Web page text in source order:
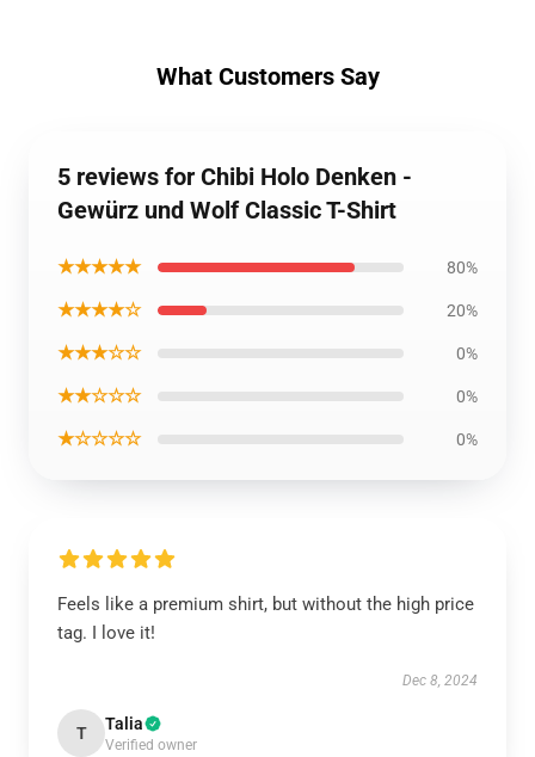
What Customers Say
5 reviews for Chibi Holo Denken -
Gewürz und Wolf Classic T-Shirt
★★★★★ 80%
★★★★☆ 20%
★★★☆☆ 0%
★★☆☆☆ 0%
★☆☆☆☆ 0%
Feels like a premium shirt, but without the high price
tag. I love it!
Dec 8, 2024
T Talia
Verified owner